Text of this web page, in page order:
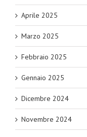
Aprile 2025
Marzo 2025
Febbraio 2025
Gennaio 2025
Dicembre 2024
Novembre 2024